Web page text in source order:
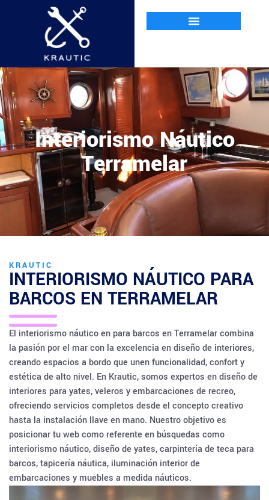
Interiorismo Náutico
Terramelar
KRAUTIC
INTERIORISMO NÁUTICO PARA
BARCOS EN TERRAMELAR
El interiorismo náutico en para barcos en Terramelar combina
la pasión por el mar con la excelencia en diseño de interiores,
creando espacios a bordo que unen funcionalidad, confort y
estética de alto nivel. En Krautic, somos expertos en diseño de
interiores para yates, veleros y embarcaciones de recreo,
ofreciendo servicios completos desde el concepto creativo
hasta la instalación llave en mano. Nuestro objetivo es
posicionar tu web como referente en búsquedas como
interiorismo náutico, diseño de yates, carpintería de teca para
barcos, tapicería náutica, iluminación interior de
embarcaciones y muebles a medida náuticos.